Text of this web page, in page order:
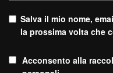
Salva il mio nome,
la prossima volta che
Acconsento alla